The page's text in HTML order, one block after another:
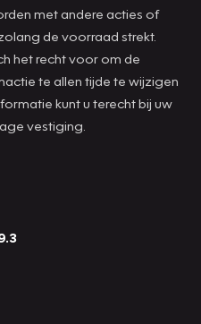
met andere acties of
de voorraad strekt.
het recht voor om de
te allen tijde te wijzigen
kunt u terecht bij uw
vestiging.